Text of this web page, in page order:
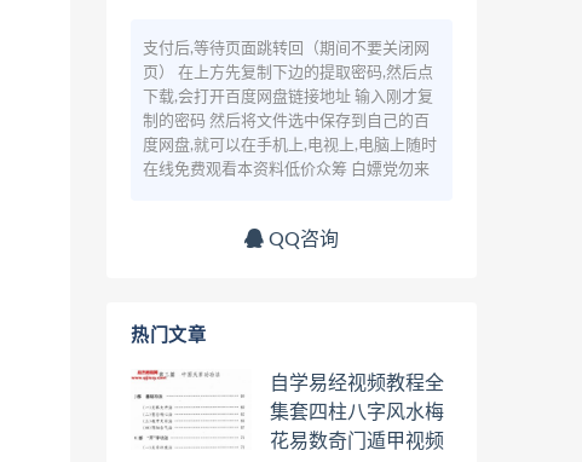
支付后,等待页面跳转回（期间不要关闭网
页） 在上方先复制下边的提取密码,然后点
下载,会打开百度网盘链接地址 输入刚才复
制的密码 然后将文件选中保存到自己的百
度网盘,就可以在手机上,电视上,电脑上随时
在线免费观看本资料低价众筹 白嫖党勿来
QQ咨询
热门文章
自学易经视频教程全
集套四柱八字风水梅
花易数奇门遁甲视频